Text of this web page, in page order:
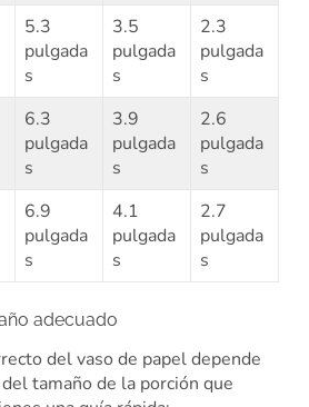
5.3
pulgada
s
3.5
pulgada
s
2.3
pulgada
s
6.3
pulgada
s
3.9
pulgada
s
2.6
pulgada
s
6.9
pulgada
s
4.1
pulgada
s
2.7
pulgada
s
adecuado
del vaso de papel depende
tamaño de la porción que